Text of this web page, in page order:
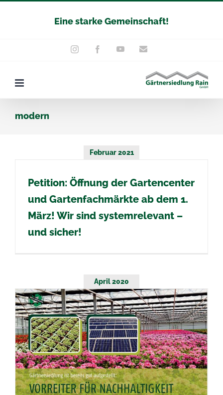
Eine starke Gemeinschaft!
InstagramFacebookYouTubeE-
modern
Februar 2021
Petition: Öffnung der Gartencenter
und Gartenfachmärkte ab dem 1.
März! Wir sind systemrelevant –
und sicher!
April 2020